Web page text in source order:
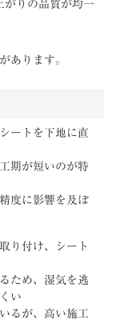
がりの品質が均一
あります。
ートを下地に直
期が短いのが特
度に影響を及ぼ
り付け、シート
ため、湿気を逃
い
るが、高い施工